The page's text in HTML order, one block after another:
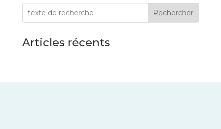
Rechercher
Articles récents